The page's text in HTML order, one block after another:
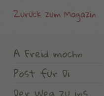
Zurück zum Magazin
A Freid mochn
Post für Di